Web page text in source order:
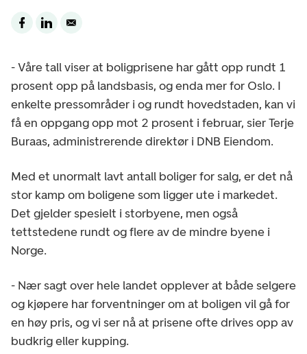
- Våre tall viser at boligprisene har gått opp rundt 1
prosent opp på landsbasis, og enda mer for Oslo. I
enkelte pressområder i og rundt hovedstaden, kan vi
få en oppgang opp mot 2 prosent i februar, sier Terje
Buraas, administrerende direktør i DNB Eiendom.
Med et unormalt lavt antall boliger for salg, er det nå
stor kamp om boligene som ligger ute i markedet.
Det gjelder spesielt i storbyene, men også
tettstedene rundt og flere av de mindre byene i
Norge.
- Nær sagt over hele landet opplever at både selgere
og kjøpere har forventninger om at boligen vil gå for
en høy pris, og vi ser nå at prisene ofte drives opp av
budkrig eller kupping.